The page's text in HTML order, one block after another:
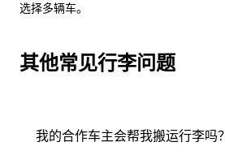
选择多辆车。
其他常见行李问题
我的合作车主会帮我搬运行李吗？